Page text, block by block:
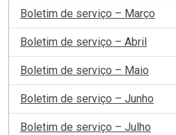
Boletim de serviço – Março
Boletim de serviço – Abril
Boletim de serviço – Maio
Boletim de serviço – Junho
Boletim de serviço – Julho